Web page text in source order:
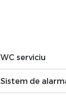
WC serviciu
Sistem de